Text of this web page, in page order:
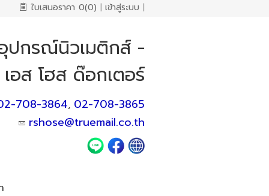
ใบเสนอราคา 0(0) | เข้าสู่ระบบ |
ปกรณ์นิวเมติกส์ -
เอส โฮส ด๊อกเตอร์
708-3864, 02-708-3865
rshose@truemail.co.th